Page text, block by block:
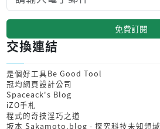
免費訂閱
交換連結
是個好工具Be Good Tool
冠均網頁設計公司
Spaceack's Blog
iZO手札
程式的奇技淫巧之道
坂本 Sakamoto.blog - 探究科技未知領域